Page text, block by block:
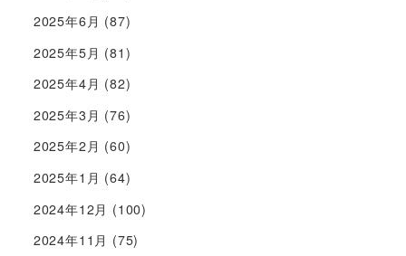
2025年6月 (87)
2025年5月 (81)
2025年4月 (82)
2025年3月 (76)
2025年2月 (60)
2025年1月 (64)
2024年12月 (100)
2024年11月 (75)